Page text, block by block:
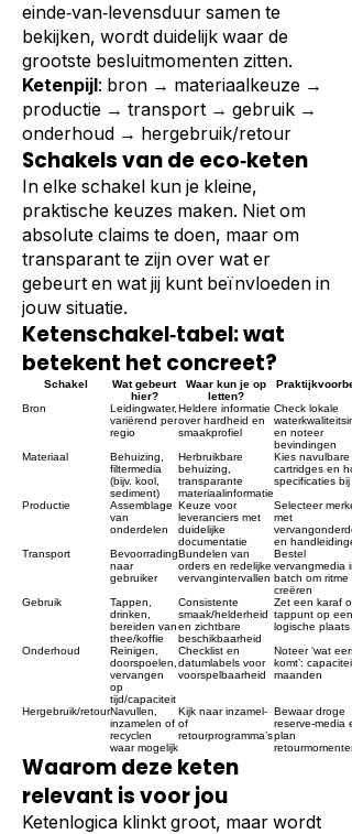
einde‑van‑levensduur samen te
bekijken, wordt duidelijk waar de
grootste besluitmomenten zitten.
Ketenpijl: bron → materiaalkeuze →
productie → transport → gebruik →
onderhoud → hergebruik/retour
Schakels van de eco‑keten
In elke schakel kun je kleine,
praktische keuzes maken. Niet om
absolute claims te doen, maar om
transparant te zijn over wat er
gebeurt en wat jij kunt beïnvloeden in
jouw situatie.
Ketenschakel‑tabel: wat
betekent het concreet?
Schakel
Wat gebeurt
hier?
Waar kun je op
letten?
Bron
Leidingwater,
variërend per
regio
Heldere informatie
over hardheid en
smaakprofiel
Check lokale
en noteer
bevindingen
Materiaal
Behuizing,
filtermedia
(bijv. kool,
sediment)
Herbruikbare
behuizing,
transparante
materiaalinformatie
Kies navulbare
cartridges en
specificaties bij
Productie
Assemblage
van
onderdelen
Keuze voor
leveranciers met
duidelijke
documentatie
Selecteer
met
en
Transport
Bevoorrading
naar
gebruiker
Bundelen van
orders en redelijke
vervangintervallen
Bestel
vervangmedia in
batch om ritme
creëren
Gebruik
Tappen,
drinken,
bereiden van
thee/koffie
Consistente
smaak/helderheid
en zichtbare
beschikbaarheid
Zet een karaf of
tappunt op een
logische plaats
Onderhoud
Reinigen,
doorspoelen,
vervangen
op
tijd/capaciteit
Checklist en
datumlabels voor
voorspelbaarheid
Noteer ‘wat
komt’:
maanden
Hergebruik/retourNavullen,
inzamelen of
recyclen
waar mogelijk
Kijk naar inzamel‑
of
retourprogramma’s
Bewaar droge
reserve‑media
plan
retourmomenten
Waarom deze keten
relevant is voor jou
Ketenlogica klinkt groot, maar wordt